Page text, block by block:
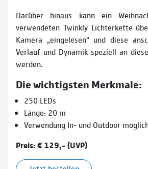
Darüber hinaus kann ein
verwendeten Twinkly Lichterkette
Kamera „eingelesen“ und diese
Verlauf und Dynamik speziell an
werden.
Die wichtigsten Merkmale:
250 LEDs
Länge: 20 m
Verwendung In- und Outdoor
Preis: € 129,– (UVP)